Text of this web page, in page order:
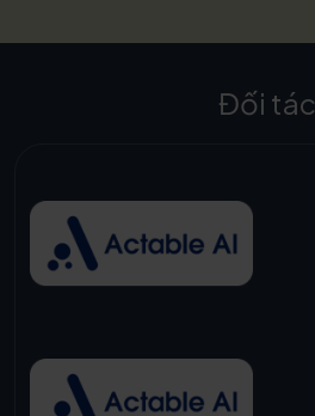
Đối tác